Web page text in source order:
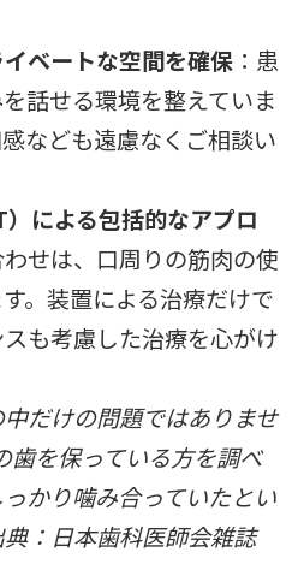
ベートな空間を確保 ：患
話せる環境を整えていま
なども遠慮なくご相談い
による包括的なアプロ
わせは、口周りの筋肉の使
。装置による治療だけで
も考慮した治療を心がけ
中だけの問題ではありませ
を保っている方を調べ
かり噛み合っていたとい
：日本歯科医師会雑誌